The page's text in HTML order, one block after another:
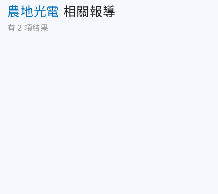
農地光電 相關報導
有 2 項結果